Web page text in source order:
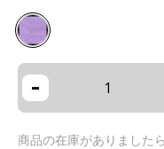
-
商品の在庫がありました